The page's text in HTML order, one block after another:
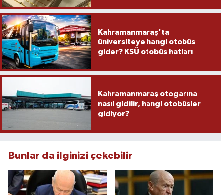
Kahramanmaraş'ta
üniversiteye hangi otobüs
gider? KSÜ otobüs hatları
Kahramanmaraş otogarına
nasıl gidilir, hangi otobüsler
gidiyor?
Bunlar da ilginizi çekebilir